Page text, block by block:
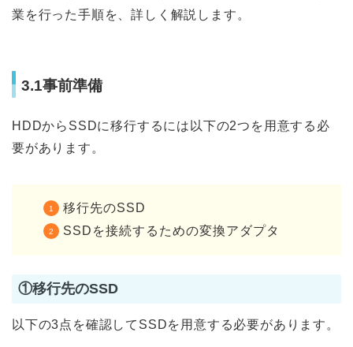
業を行った手順を、詳しく解説します。
3.1事前準備
HDDからSSDに移行するには以下の2つを用意する必
要があります。
移行先のSSD
SSDを接続するための変換アダプタ
①移行先のSSD
以下の3点を確認してSSDを用意する必要があります。